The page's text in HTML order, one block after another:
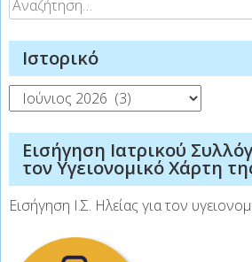
για:
Ιστορικό
Ιστορικό
Εισήγηση Ιατρικού
τον Υγειονομικό Χάρτη
Εισήγηση Ι.Σ. Ηλείας για τον